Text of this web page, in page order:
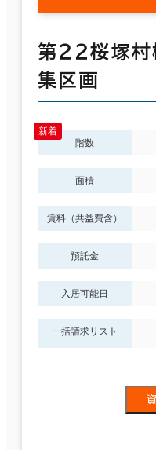
第２２桜塚
集区画
階数
面積
賃料（共益費含）
預託金
入居可能日
一括請求リスト